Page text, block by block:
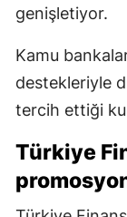
genişletiyor.
Kamu
destekleriyle
tercih ettiği
Türkiye